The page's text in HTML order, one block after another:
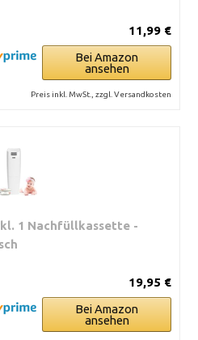
11,99 €
Bei Amazon
ansehen
Preis inkl. MwSt., zzgl. Versandkosten
1 Nachfüllkassette -
19,95 €
Bei Amazon
ansehen